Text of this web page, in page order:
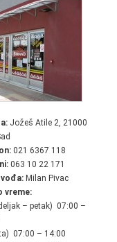
Jožeš Atile 2, 21000
021 6367 118
063 10 22 171
Milan Pivac
vreme:
– petak) 07:00 –
07:00 – 14:00